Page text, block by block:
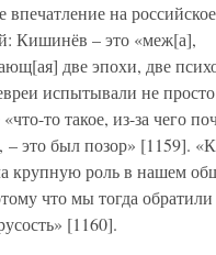
впечатление на
Кишинёв – это «меж[а],
две эпохи, две
испытывали не
то такое, из-за чего
– это был позор» [1159].
крупную роль в нашем
что мы тогда
[1160].